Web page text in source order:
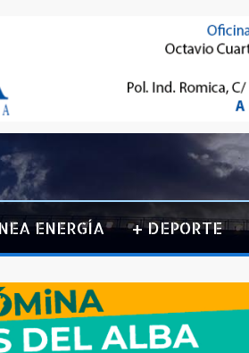
ENERGÍA + DEPORTE